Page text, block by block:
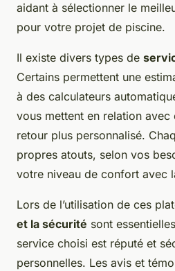
aidant à sélectionner le
pour votre projet de piscine.
Il existe divers types de
Certains permettent une
à des calculateurs
vous mettent en relation
retour plus personnalisé.
propres atouts, selon vos
votre niveau de confort avec
Lors de l’utilisation de ces
et la sécurité sont
service choisi est réputé et
personnelles. Les avis et